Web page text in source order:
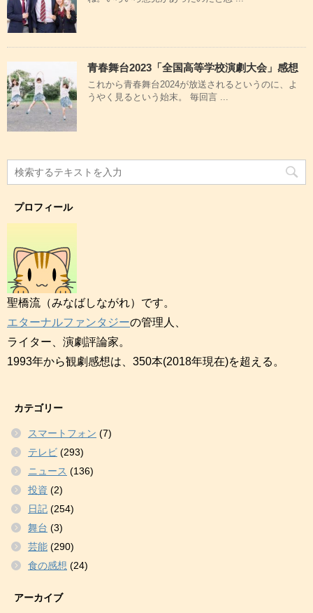
青春舞台2023「全国高等学校演劇大会」感想
これから青春舞台2024が放送されるというのに、よ
うやく見るという始末。 毎回言 ...
プロフィール
聖橋流（みなばしながれ）です。
エターナルファンタジーの管理人、
ライター、演劇評論家。
1993年から観劇感想は、350本(2018年現在)を超える。
カテゴリー
スマートフォン (7)
テレビ (293)
ニュース (136)
投資 (2)
日記 (254)
舞台 (3)
芸能 (290)
食の感想 (24)
アーカイブ